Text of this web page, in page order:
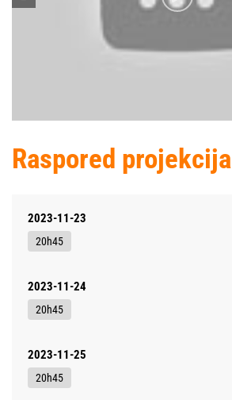
Raspored projekcija
2023-11-23
20h45
2023-11-24
20h45
2023-11-25
20h45